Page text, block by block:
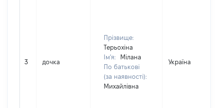
3 дочка
Прізвище:
Терьохіна
Ім'я:
Мілана
По батькові
(за наявності):
Михайлівна
Україна